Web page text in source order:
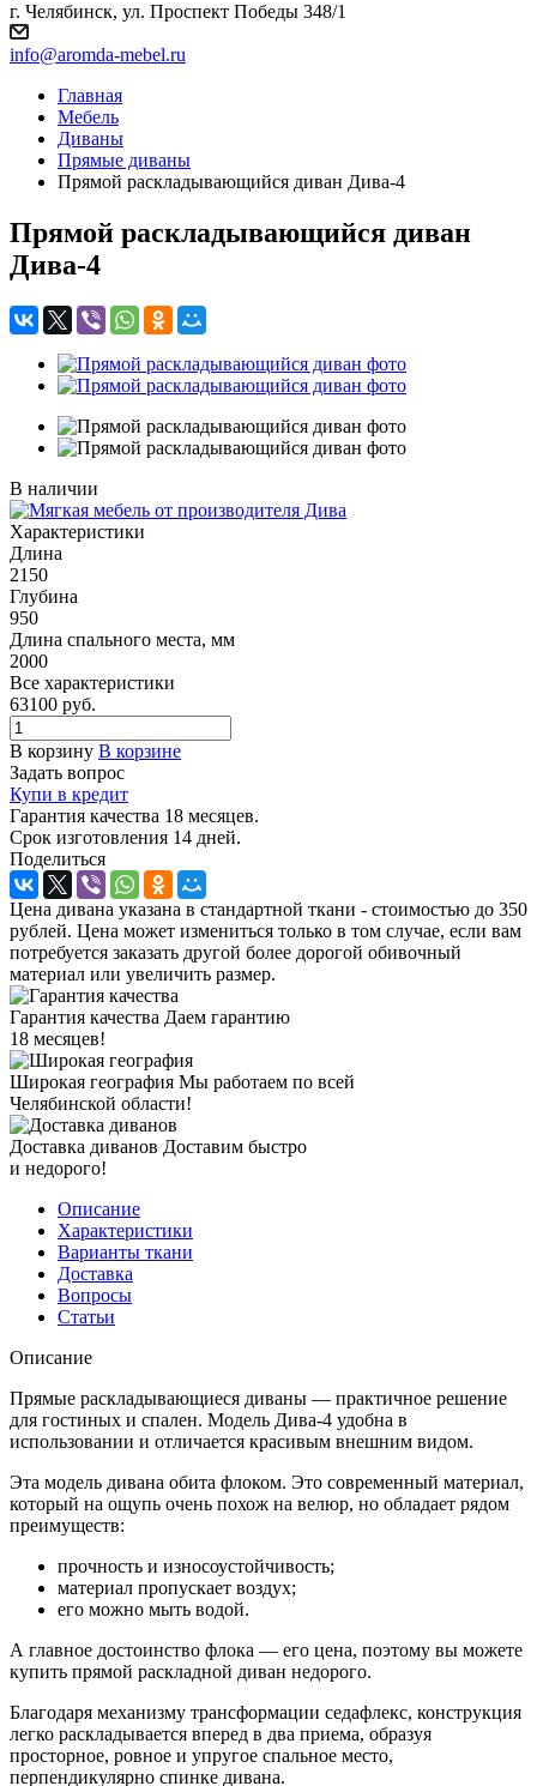
г. Челябинск, ул. Проспект Победы 348/1
info@aromda-mebel.ru
Главная
Мебель
Диваны
Прямые диваны
Прямой раскладывающийся диван Дива-4
Прямой раскладывающийся диван
Дива-4
В наличии
Характеристики
Длина
2150
Глубина
950
Длина спального места, мм
2000
Все характеристики
63100 руб.
В корзину В корзине
Задать вопрос
Купи в кредит
Гарантия качества 18 месяцев.
Срок изготовления 14 дней.
Поделиться
Цена дивана указана в стандартной ткани - стоимостью до 350
рублей. Цена может измениться только в том случае, если вам
потребуется заказать другой более дорогой обивочный
материал или увеличить размер.
Гарантия качества Даем гарантию
18 месяцев!
Широкая география Мы работаем по всей
Челябинской области!
Доставка диванов Доставим быстро
и недорого!
Описание
Характеристики
Варианты ткани
Доставка
Вопросы
Статьи
Описание
Прямые раскладывающиеся диваны — практичное решение
для гостиных и спален. Модель Дива-4 удобна в
использовании и отличается красивым внешним видом.
Эта модель дивана обита флоком. Это современный материал,
который на ощупь очень похож на велюр, но обладает рядом
преимуществ:
прочность и износоустойчивость;
материал пропускает воздух;
его можно мыть водой.
А главное достоинство флока — его цена, поэтому вы можете
купить прямой раскладной диван недорого.
Благодаря механизму трансформации седафлекс, конструкция
легко раскладывается вперед в два приема, образуя
просторное, ровное и упругое спальное место,
перпендикулярно спинке дивана.